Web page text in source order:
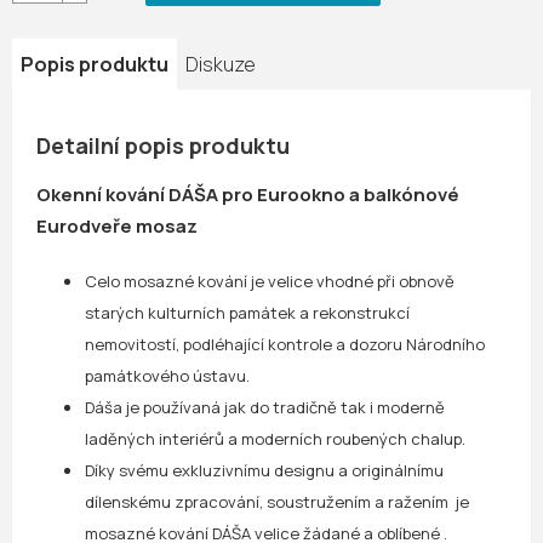
Popis produktu Diskuze
Detailní popis produktu
Okenní kování DÁŠA pro Eurookno a balkónové
Eurodveře mosaz
Celo mosazné kování je velice vhodné při obnově
starých kulturních památek a rekonstrukcí
nemovitostí, podléhající kontrole a dozoru Národního
památkového ústavu.
Dáša je používaná jak do tradičně tak i moderně
laděných interiérů a moderních roubených chalup.
Díky svému exkluzivnímu designu a originálnímu
dílenskému zpracování, soustružením a ražením je
mosazné kování DÁŠA velice žádané a oblíbené .